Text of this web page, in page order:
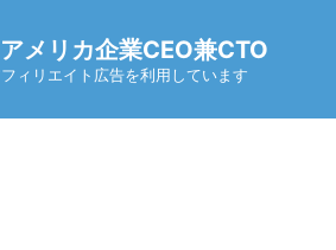
メリカ企業CEO兼CTO
ィリエイト広告を利用しています